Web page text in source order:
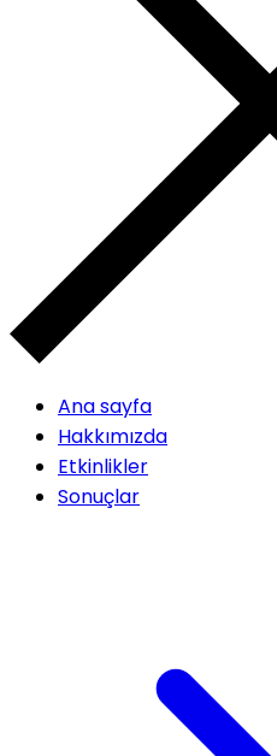
Ana sayfa
Hakkımızda
Etkinlikler
Sonuçlar